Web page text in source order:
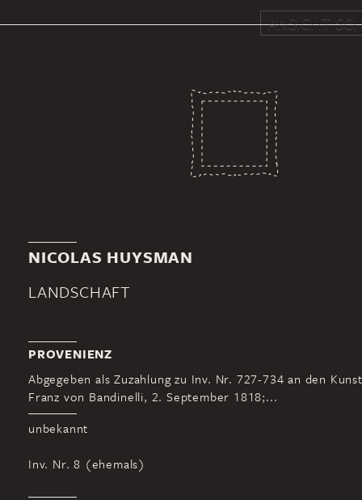
ANSICHT
NICOLAS HUYSMAN
LANDSCHAFT
PROVENIENZ
Abgegeben als Zuzahlung zu Inv. Nr. 727-734 an den
Franz von Bandinelli, 2. September 1818;...
unbekannt
Inv. Nr. 8 (ehemals)